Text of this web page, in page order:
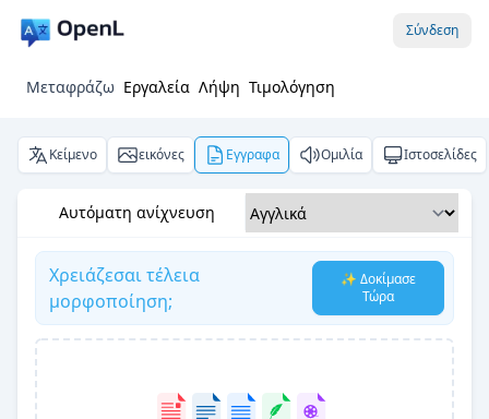
Σύνδεση
Μεταφράζω Εργαλεία Λήψη Τιμολόγηση
Κείμενο εικόνες Εγγραφα Ομιλία Ιστοσελίδες
Αυτόματη ανίχνευση
Χρειάζεσαι τέλεια
μορφοποίηση;
✨ Δοκίμασε
Τώρα